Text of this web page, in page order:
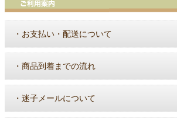
・ お支払い・配送について
・ 商品到着までの流れ
・ 迷子メールについて